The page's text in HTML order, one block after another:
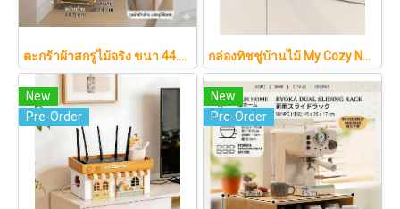
ตะกร้าผ้าสกรูไม้จริง ขนา 44.5cm รุ่น KAWA Minimalist สไตล์ญี่ปุ่นเคลื่อนที่ได้ มีล้อเลื่อน (KAWA) กล่องทิชชู่บ้านไม้ My Cozy Nest สไตล์มินิมอล นอร์ดิก ของแต่งบ้านรูปบ้าน ขนมปัง เบเกอรี่ กล่องใส่กระดาษทิชชู่แบบตั้งโต๊ะ ฝาเปิดแม่เหล็ก เติมกระดาษง่าย
New
Pre-Order
New
Pre-Order